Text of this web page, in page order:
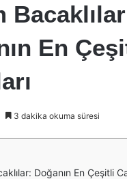
En
3 dakika okuma süresi
Doğanın En Çeşitli